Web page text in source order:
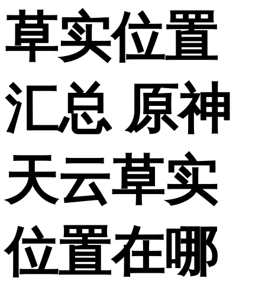
草实位置
汇总 原神
天云草实
位置在哪